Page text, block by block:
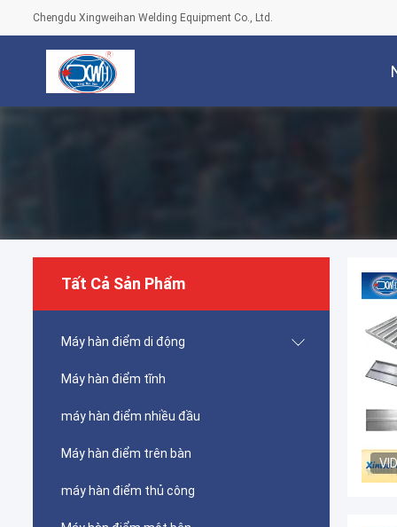
Chengdu Xingweihan Welding Equipment Co., Ltd.
Tất Cả Sản Phẩm
Máy hàn điểm di động
Máy hàn điểm tĩnh
máy hàn điểm nhiều đầu
Máy hàn điểm trên bàn
máy hàn điểm thủ công